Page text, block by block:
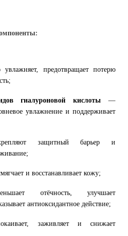
предотвращает потерю
гиалуроновой кислоты —
увлажнение и поддерживает
защитный барьер и
и восстанавливает кожу;
отёчность, улучшает
антиоксидантное действие;
заживляет и снижает